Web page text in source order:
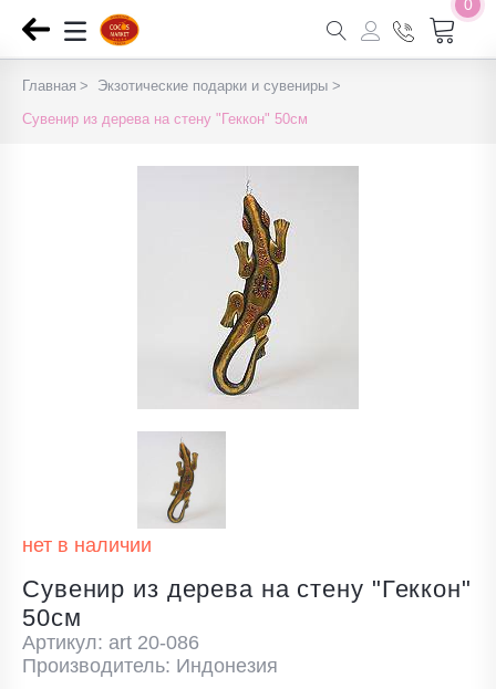
0
Главная
Экзотические подарки и сувениры
Сувенир из дерева на стену "Геккон" 50см
нет в наличии
Сувенир из дерева на стену "Геккон"
50см
Артикул: art 20-086
Производитель: Индонезия